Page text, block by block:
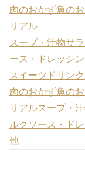
肉のおかず魚の
リアル
スープ・汁物サ
ース・ドレッシ
スイーツ ドリンク
肉のおかず魚の
リアルスープ・
ルク ソース・ド
他